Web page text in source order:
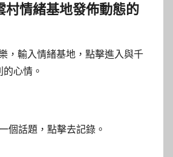
村情緒基地發佈動態的
，輸入情緒基地，點擊進入與千
心情。
個話題，點擊去記錄。